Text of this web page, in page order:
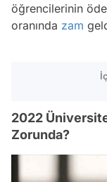
öğrencilerinin
oranında zam
2022
Zorunda?